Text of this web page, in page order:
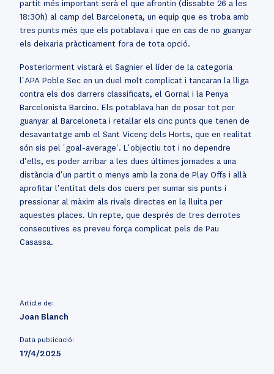
partit més important serà el que afrontin (dissabte 26 a les
18:30h) al camp del Barceloneta, un equip que es troba amb
tres punts més que els potablava i que en cas de no guanyar
els deixaria pràcticament fora de tota opció.
Posteriorment vistarà el Sagnier el líder de la categoria
l'APA Poble Sec en un duel molt complicat i tancaran la lliga
contra els dos darrers classificats, el Gornal i la Penya
Barcelonista Barcino. Els potablava han de posar tot per
guanyar al Barceloneta i retallar els cinc punts que tenen de
desavantatge amb el Sant Vicenç dels Horts, que en realitat
són sis pel 'goal-average'. L'objectiu tot i no dependre
d'ells, es poder arribar a les dues últimes jornades a una
distància d'un partit o menys amb la zona de Play Offs i allà
aprofitar l'entitat dels dos cuers per sumar sis punts i
pressionar al màxim als rivals directes en la lluita per
aquestes places. Un repte, que després de tres derrotes
consecutives es preveu força complicat pels de Pau
Casassa.
Article de:
Joan Blanch
Data publicació:
17/4/2025